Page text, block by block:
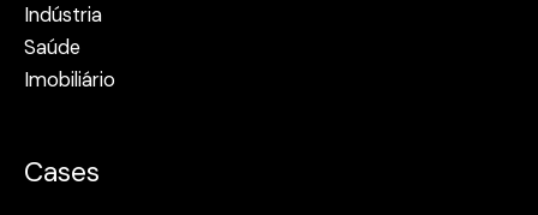
Indústria
Saúde
Imobiliário
Cases